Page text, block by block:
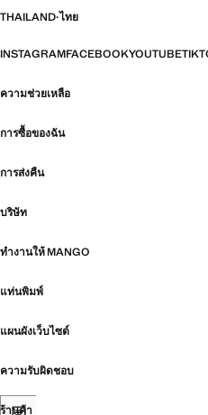
THAILAND·ไทย
INSTAGRAMFACEBOOKYOUTUBE
ความช่วยเหลือ
การซื้อของฉัน
การส่งคืน
บริษัท
ทำงานให้ MANGO
แท่นพิมพ์
แผนผังเว็บไซต์
ความรับผิดชอบ
ร้านค้า